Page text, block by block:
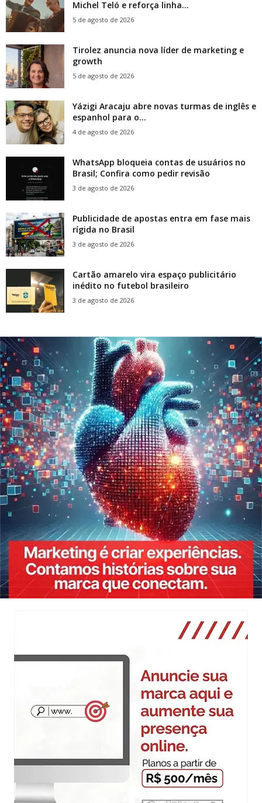
Michel Teló e reforça linha...
5 de agosto de 2026
Tirolez anuncia nova líder de marketing e
growth
5 de agosto de 2026
Yázigi Aracaju abre novas turmas de inglês e
espanhol para o...
4 de agosto de 2026
WhatsApp bloqueia contas de usuários no
Brasil; Confira como pedir revisão
3 de agosto de 2026
Publicidade de apostas entra em fase mais
rígida no Brasil
3 de agosto de 2026
Cartão amarelo vira espaço publicitário
inédito no futebol brasileiro
3 de agosto de 2026